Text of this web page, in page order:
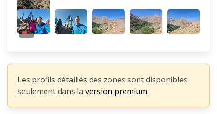
3
Les profils détaillés des zones sont disponibles
seulement dans la version premium.